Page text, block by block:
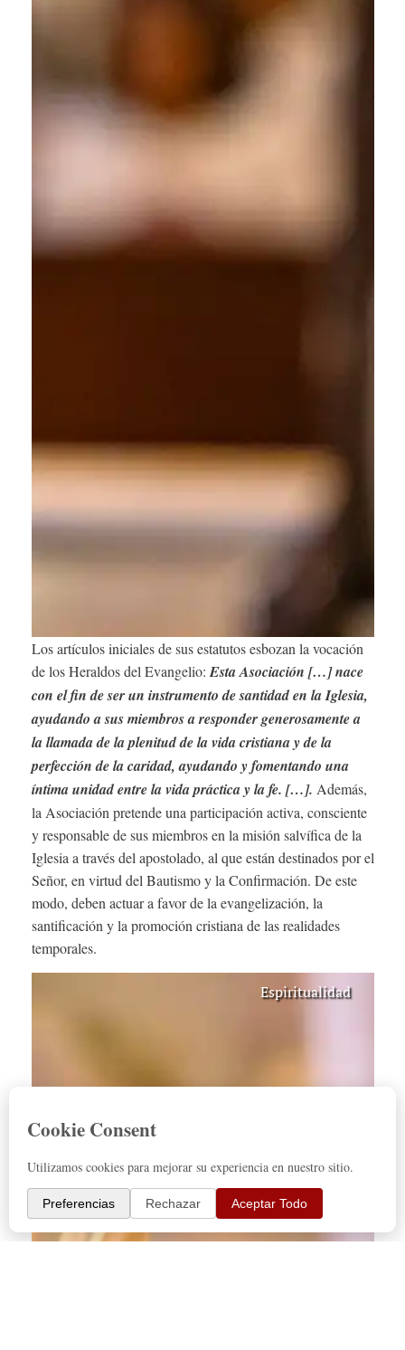
Los artículos iniciales de sus estatutos esbozan la vocación
de los Heraldos del Evangelio: Esta Asociación […] nace
con el fin de ser un instrumento de santidad en la Iglesia,
ayudando a sus miembros a responder generosamente a
la llamada de la plenitud de la vida cristiana y de la
perfección de la caridad, ayudando y fomentando una
íntima unidad entre la vida práctica y la fe. […]. Además,
la Asociación pretende una participación activa, consciente
y responsable de sus miembros en la misión salvífica de la
Iglesia a través del apostolado, al que están destinados por el
Señor, en virtud del Bautismo y la Confirmación. De este
modo, deben actuar a favor de la evangelización, la
santificación y la promoción cristiana de las realidades
temporales.
Espiritualidad